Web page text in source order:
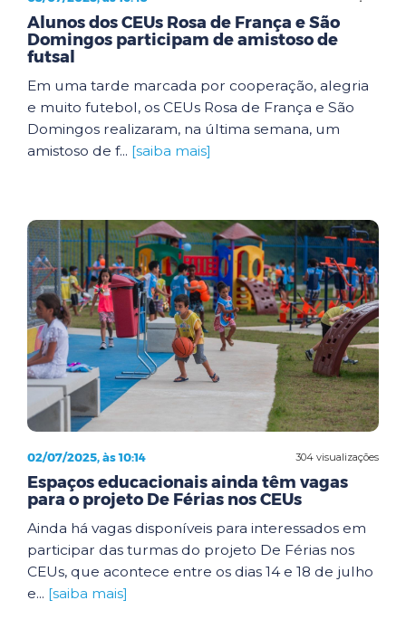
Alunos dos CEUs Rosa de França e São
Domingos participam de amistoso de
futsal
Em uma tarde marcada por cooperação, alegria
e muito futebol, os CEUs Rosa de França e São
Domingos realizaram, na última semana, um
amistoso de f... [saiba mais]
304 visualizações
02/07/2025, às 10:14
Espaços educacionais ainda têm vagas
para o projeto De Férias nos CEUs
Ainda há vagas disponíveis para interessados em
participar das turmas do projeto De Férias nos
CEUs, que acontece entre os dias 14 e 18 de julho
e... [saiba mais]